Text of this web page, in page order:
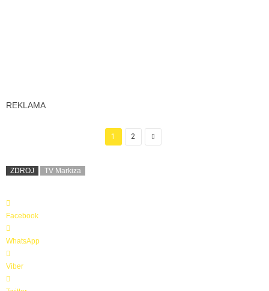
REKLAMA
1 2
ZDROJ TV Markiza
Facebook
WhatsApp
Viber